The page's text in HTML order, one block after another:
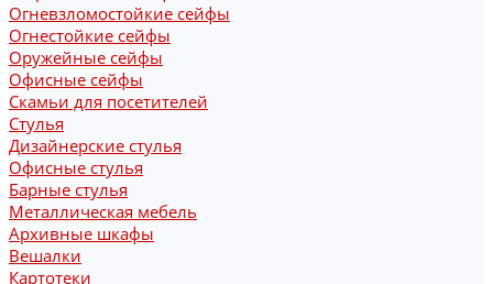
Огневзломостойкие сейфы
Огнестойкие сейфы
Оружейные сейфы
Офисные сейфы
Скамьи для посетителей
Стулья
Дизайнерские стулья
Офисные стулья
Барные стулья
Металлическая мебель
Архивные шкафы
Вешалки
Картотеки